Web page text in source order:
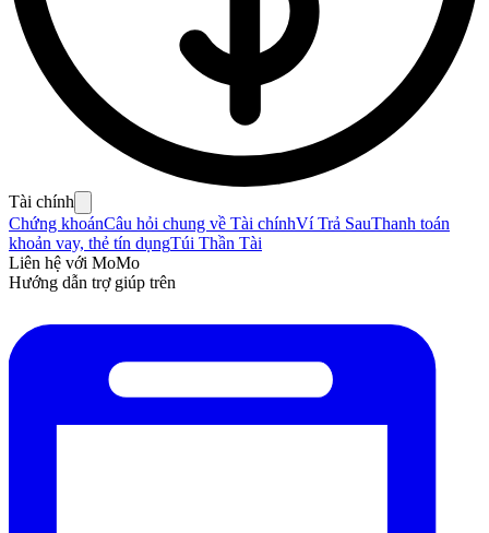
Tài chính
Chứng khoánCâu hỏi chung về Tài chínhVí Trả SauThanh toán
khoản vay, thẻ tín dụngTúi Thần Tài
Liên hệ với MoMo
Hướng dẫn trợ giúp trên